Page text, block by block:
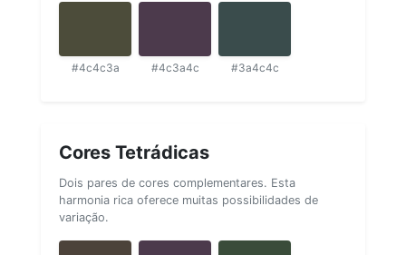
#4c4c3a #4c3a4c #3a4c4c
Cores Tetrádicas
Dois pares de cores complementares. Esta
harmonia rica oferece muitas possibilidades de
variação.